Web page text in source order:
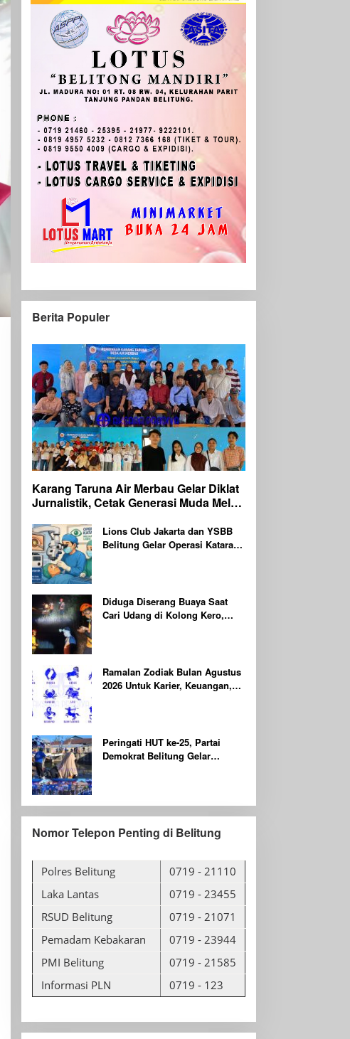
Berita Populer
Karang Taruna Air Merbau Gelar Diklat
Jurnalistik, Cetak Generasi Muda Melek
Lions Club Jakarta dan YSBB
Belitung Gelar Operasi Katarak
Diduga Diserang Buaya Saat
Cari Udang di Kolong Kero,
Ramalan Zodiak Bulan Agustus
2026 Untuk Karier, Keuangan,
Peringati HUT ke-25, Partai
Demokrat Belitung Gelar
Nomor Telepon Penting di Belitung
Polres Belitung
0719 - 21110
Laka Lantas
0719 - 23455
RSUD Belitung
0719 - 21071
Pemadam Kebakaran
0719 - 23944
PMI Belitung
0719 - 21585
Informasi PLN
0719 - 123